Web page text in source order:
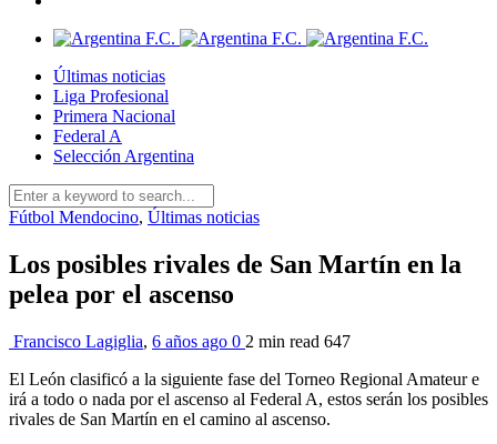
Últimas noticias
Liga Profesional
Primera Nacional
Federal A
Selección Argentina
Fútbol Mendocino, Últimas noticias
Los posibles rivales de San Martín en la
pelea por el ascenso
Francisco Lagiglia, 6 años ago 0 2 min read 647
El León clasificó a la siguiente fase del Torneo Regional Amateur e
irá a todo o nada por el ascenso al Federal A, estos serán los posibles
rivales de San Martín en el camino al ascenso.